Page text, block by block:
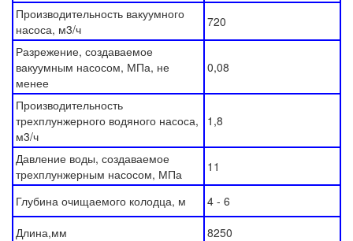
Производительность вакуумного
насоса, м3/ч
720
Разрежение, создаваемое
вакуумным насосом, МПа, не
менее
0,08
Производительность
трехплунжерного водяного насоса,
м3/ч
1,8
Давление воды, создаваемое
трехплунжерным насосом, МПа
11
Глубина очищаемого колодца, м
4 - 6
Длина,мм
8250